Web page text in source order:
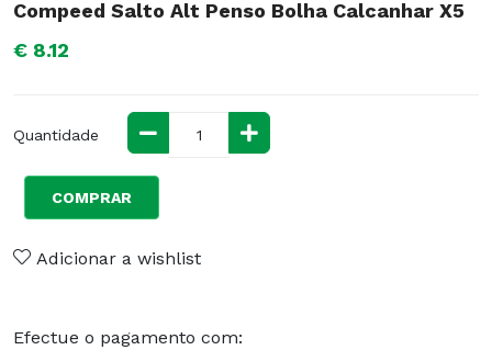
Compeed Salto Alt Penso Bolha Calcanhar X5
€ 8.12
Quantidade
COMPRAR
Adicionar a wishlist
Efectue o pagamento com: